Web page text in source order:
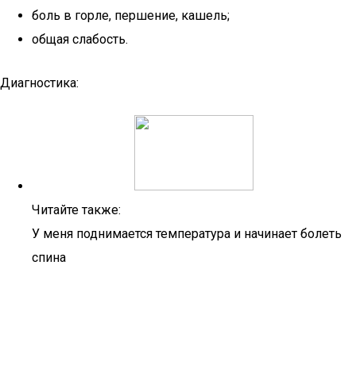
боль в горле, першение, кашель;
общая слабость.
Диагностика:
Читайте также:
У меня поднимается температура и начинает болеть
спина